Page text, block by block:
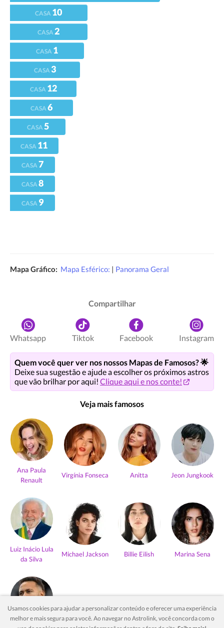
CASA 10
CASA2
CASA 1
CASA 3
CASA 12
CASA6
CASA5
CASA 11
CASA7
CASA8
CASA 9
Mapa Gráfico: Mapa Esférico: | Panorama Geral
Compartilhar
Whatsapp Tiktok Facebook Instagram
Quem você quer ver nos nossos Mapas de Famosos? 🌟
Deixe sua sugestão e ajude a escolher os próximos astros
que vão brilhar por aqui! Clique aqui e nos conte!
Veja mais famosos
Ana Paula
Renault
Virgínia Fonseca Anitta Jeon Jungkook
Luiz Inácio Lula
da Silva
Michael Jackson Billie Eilish Marina Sena
Usamos cookies para ajudar a personalizar conteúdo e oferecer uma experiência
melhor e mais segura para você. Ao navegar no Astrolink, você concorda com o